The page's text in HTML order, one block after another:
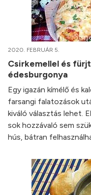
2020. FEBRUÁR 5.
Csirkemellel és
édesburgonya
Egy igazán kímélő és
farsangi falatozások
kiváló választás lehet.
sok hozzávaló sem
hús, bátran